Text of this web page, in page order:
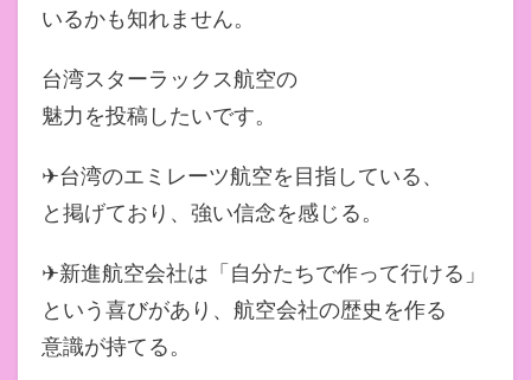
いるかも知れません。
台湾スターラックス航空の
魅力を投稿したいです。
✈台湾のエミレーツ航空を目指している、
と掲げており、強い信念を感じる。
✈新進航空会社は「自分たちで作って行ける」
という喜びがあり、航空会社の歴史を作る
意識が持てる。